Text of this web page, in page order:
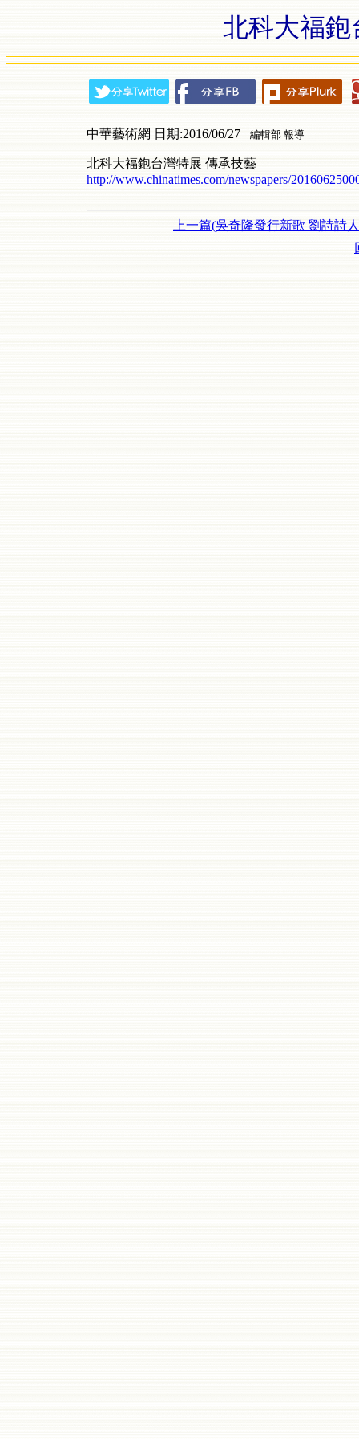
北科大福鉋
中華藝術網 日期:2016/06/27 編輯部 報導
北科大福鉋台灣特展 傳承技藝
http://www.chinatimes.com/newspapers/
上一篇(吳奇隆發行新歌 劉詩詩